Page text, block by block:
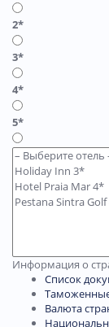
2*
3*
4*
5*
Информация о
Список
Валюта